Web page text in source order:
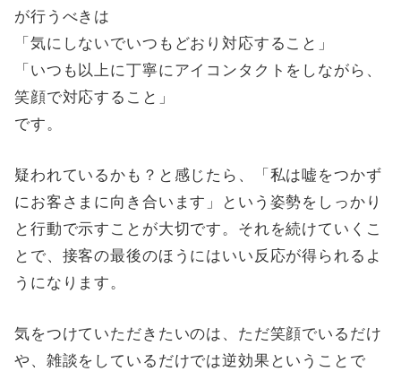
が行うべきは
「気にしないでいつもどおり対応すること」
「いつも以上に丁寧にアイコンタクトをしながら、
笑顔で対応すること」
です。
疑われているかも？と感じたら、「私は嘘をつかず
にお客さまに向き合います」という姿勢をしっかり
と行動で示すことが大切です。それを続けていくこ
とで、接客の最後のほうにはいい反応が得られるよ
うになります。
気をつけていただきたいのは、ただ笑顔でいるだけ
や、雑談をしているだけでは逆効果ということで